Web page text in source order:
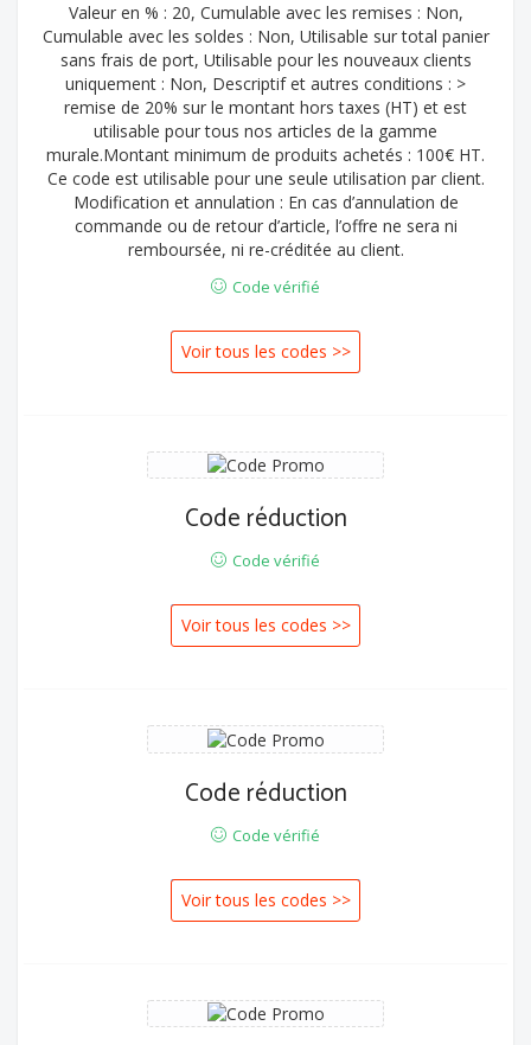
Valeur en % : 20, Cumulable avec les remises : Non,
Cumulable avec les soldes : Non, Utilisable sur total panier
sans frais de port, Utilisable pour les nouveaux clients
uniquement : Non, Descriptif et autres conditions : >
remise de 20% sur le montant hors taxes (HT) et est
utilisable pour tous nos articles de la gamme
murale.Montant minimum de produits achetés : 100€ HT.
Ce code est utilisable pour une seule utilisation par client.
Modification et annulation : En cas d’annulation de
commande ou de retour d’article, l’offre ne sera ni
remboursée, ni re-créditée au client.
Code vérifié
L20
Voir tous les codes >>
Code réduction
Code vérifié
Voir tous les codes >>
Code réduction
Code vérifié
Voir tous les codes >>